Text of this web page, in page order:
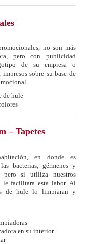
no son más
pero con publicidad
de su empresa o
sobre su base de
de hule
– Tapetes
en donde es
bacterias, gérmenes y
pero si utiliza nuestros
le facilitara esta labor. Al
de hule lo limpiaran y
en su interior.